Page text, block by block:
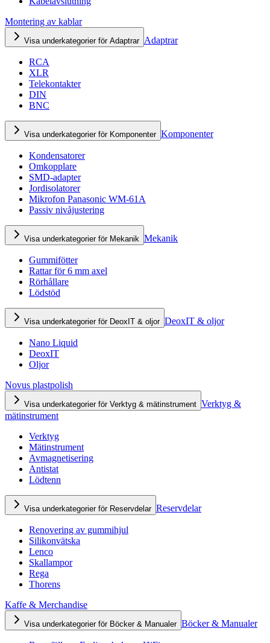
Montering av kablar
Visa underkategorier för Adaptrar Adaptrar
RCA
XLR
Telekontakter
DIN
BNC
Visa underkategorier för Komponenter Komponenter
Kondensatorer
Omkopplare
SMD-adapter
Jordisolatorer
Mikrofon Panasonic WM-61A
Passiv nivåjustering
Visa underkategorier för Mekanik Mekanik
Gummifötter
Rattar för 6 mm axel
Rörhållare
Lödstöd
Visa underkategorier för DeoxIT & oljor DeoxIT & oljor
Nano Liquid
DeoxIT
Oljor
Novus plastpolish
Visa underkategorier för Verktyg & mätinstrument Verktyg &
mätinstrument
Verktyg
Mätinstrument
Avmagnetisering
Antistat
Lödtenn
Visa underkategorier för Reservdelar Reservdelar
Renovering av gummihjul
Silikonvätska
Lenco
Skallampor
Rega
Thorens
Kaffe & Merchandise
Visa underkategorier för Böcker & Manualer Böcker & Manualer